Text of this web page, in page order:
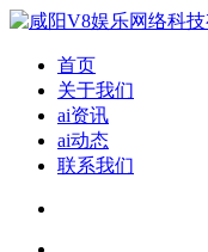
首页
关于我们
ai资讯
ai动态
联系我们